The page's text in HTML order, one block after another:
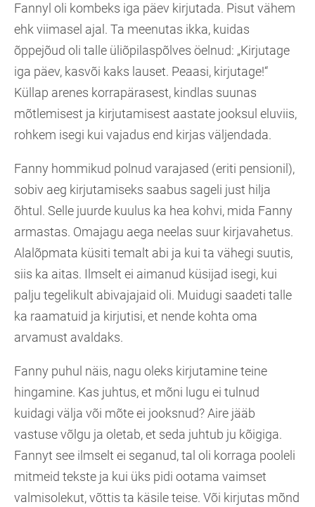
Fannyl oli kombeks iga päev kirjutada. Pisut vähem
ehk viimasel ajal. Ta meenutas ikka, kuidas
õppejõud oli talle üliõpilaspõlves öelnud: „Kirjutage
iga päev, kasvõi kaks lauset. Peaasi, kirjutage!“
Küllap arenes korrapärasest, kindlas suunas
mõtlemisest ja kirjutamisest aastate jooksul eluviis,
rohkem isegi kui vajadus end kirjas väljendada.
Fanny hommikud polnud varajased (eriti pensionil),
sobiv aeg kirjutamiseks saabus sageli just hilja
õhtul. Selle juurde kuulus ka hea kohvi, mida Fanny
armastas. Omajagu aega neelas suur kirjavahetus.
Alalõpmata küsiti temalt abi ja kui ta vähegi suutis,
siis ka aitas. Ilmselt ei aimanud küsijad isegi, kui
palju tegelikult abivajajaid oli. Muidugi saadeti talle
ka raamatuid ja kirjutisi, et nende kohta oma
arvamust avaldaks.
Fanny puhul näis, nagu oleks kirjutamine teine
hingamine. Kas juhtus, et mõni lugu ei tulnud
kuidagi välja või mõte ei jooksnud? Aire jääb
vastuse võlgu ja oletab, et seda juhtub ju kõigiga.
Fannyt see ilmselt ei seganud, tal oli korraga pooleli
mitmeid tekste ja kui üks pidi ootama vaimset
valmisolekut, võttis ta käsile teise. Või kirjutas mõnd